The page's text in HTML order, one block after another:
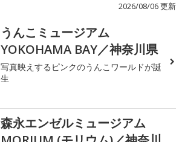
2026/08/06 更新
うんこミュージアム
YOKOHAMA BAY／神奈川県
写真映えするピンクのうんこワールドが誕
生
森永エンゼルミュージアム